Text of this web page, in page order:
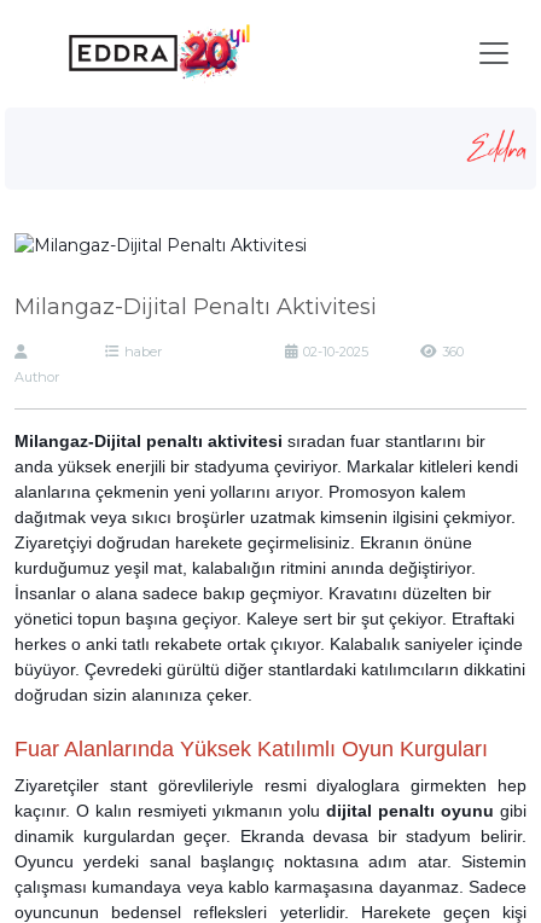
Milangaz-Dijital Penaltı Aktivitesi
Author
haber 02-10-2025 360
Milangaz-Dijital penaltı aktivitesi sıradan fuar stantlarını bir
anda yüksek enerjili bir stadyuma çeviriyor. Markalar kitleleri kendi
alanlarına çekmenin yeni yollarını arıyor. Promosyon kalem
dağıtmak veya sıkıcı broşürler uzatmak kimsenin ilgisini çekmiyor.
Ziyaretçiyi doğrudan harekete geçirmelisiniz. Ekranın önüne
kurduğumuz yeşil mat, kalabalığın ritmini anında değiştiriyor.
İnsanlar o alana sadece bakıp geçmiyor. Kravatını düzelten bir
yönetici topun başına geçiyor. Kaleye sert bir şut çekiyor. Etraftaki
herkes o anki tatlı rekabete ortak çıkıyor. Kalabalık saniyeler içinde
büyüyor. Çevredeki gürültü diğer stantlardaki katılımcıların dikkatini
doğrudan sizin alanınıza çeker.
Fuar Alanlarında Yüksek Katılımlı Oyun Kurguları
Ziyaretçiler stant görevlileriyle resmi diyaloglara girmekten hep
kaçınır. O kalın resmiyeti yıkmanın yolu dijital penaltı oyunu gibi
dinamik kurgulardan geçer. Ekranda devasa bir stadyum belirir.
Oyuncu yerdeki sanal başlangıç noktasına adım atar. Sistemin
çalışması kumandaya veya kablo karmaşasına dayanmaz. Sadece
oyuncunun bedensel refleksleri yeterlidir. Harekete geçen kişi